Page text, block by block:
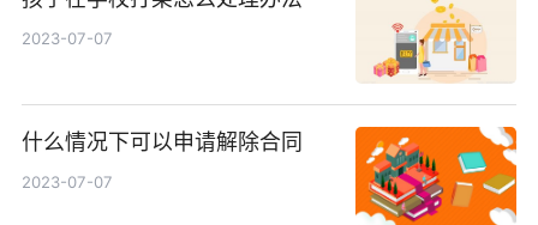
2023-07-07
什么情况下可以申请解除合同
2023-07-07